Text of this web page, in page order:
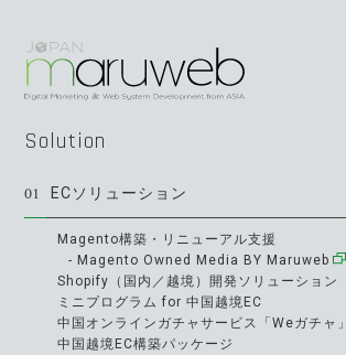
Solution
01 ECソリューション
Magento構築・リニューアル支援
- Magento Owned Media BY Maruweb
Shopify（国内／越境）開発ソリューション
ミニプログラム for 中国越境EC
中国オンラインガチャサービス「Weガチャ」
中国越境EC構築パッケージ